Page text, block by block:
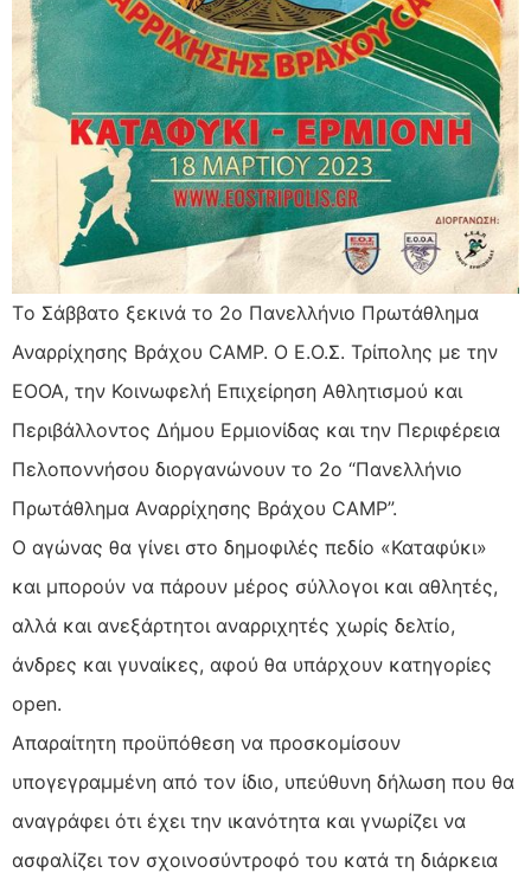
Tο Σάββατο ξεκινά το 2ο Πανελλήνιο Πρωτάθλημα
Αναρρίχησης Βράχου CAMP. Ο Ε.Ο.Σ. Τρίπολης με την
ΕΟΟΑ, την Κοινωφελή Επιχείρηση Αθλητισμού και
Περιβάλλοντος Δήμου Ερμιονίδας και την Περιφέρεια
Πελοποννήσου διοργανώνουν το 2ο “Πανελλήνιο
Πρωτάθλημα Αναρρίχησης Βράχου CAMP”.
Ο αγώνας θα γίνει στο δημοφιλές πεδίο «Καταφύκι»
και μπορούν να πάρουν μέρος σύλλογοι και αθλητές,
αλλά και ανεξάρτητοι αναρριχητές χωρίς δελτίο,
άνδρες και γυναίκες, αφού θα υπάρχουν κατηγορίες
open.
Απαραίτητη προϋπόθεση να προσκομίσουν
υπογεγραμμένη από τον ίδιο, υπεύθυνη δήλωση που θα
αναγράφει ότι έχει την ικανότητα και γνωρίζει να
ασφαλίζει τον σχοινοσύντροφό του κατά τη διάρκεια